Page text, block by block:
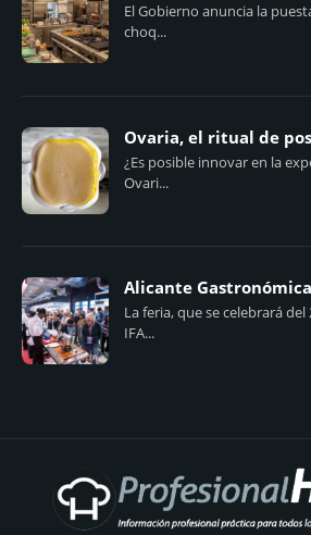
El Gobierno anuncia la
choq...
Ovaria, el ritual de
¿Es posible innovar en la
Ovari...
Alicante
La feria, que se celebrará
IFA...